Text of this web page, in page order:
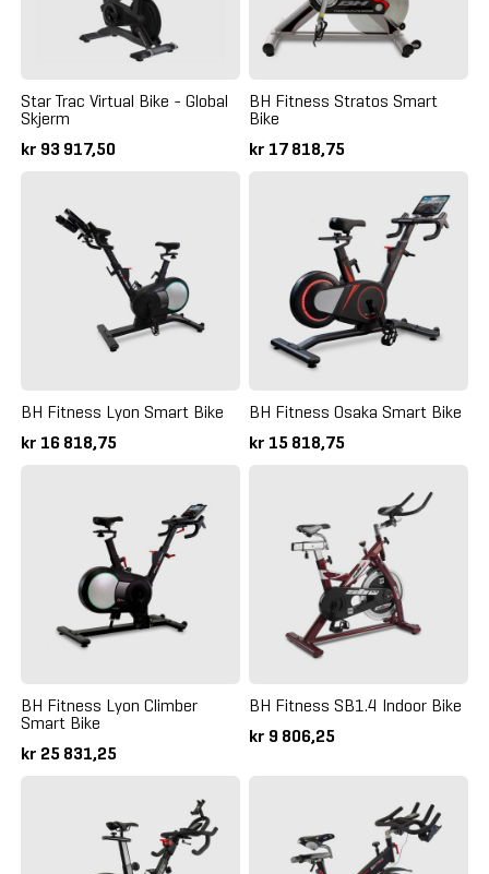
Star Trac Virtual Bike - Global
Skjerm
kr 93 917,50
BH Fitness Stratos Smart
Bike
kr 17 818,75
BH Fitness Lyon Smart Bike
kr 16 818,75
BH Fitness Osaka Smart Bike
kr 15 818,75
BH Fitness Lyon Climber
Smart Bike
kr 25 831,25
BH Fitness SB1.4 Indoor Bike
kr 9 806,25